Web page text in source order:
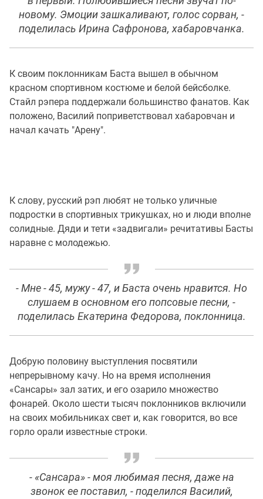
новому. Эмоции зашкаливают, голос сорван, -
поделилась Ирина Сафронова, хабаровчанка.
К своим поклонникам Баста вышел в обычном
красном спортивном костюме и белой бейсболке.
Стайл рэпера поддержали большинство фанатов. Как
положено, Василий поприветствовал хабаровчан и
начал качать "Арену".
К слову, русский рэп любят не только уличные
подростки в спортивных трикушках, но и люди вполне
солидные. Дяди и тети «задвигали» речитативы Басты
наравне с молодежью.
- Мне - 45, мужу - 47, и Баста очень нравится. Но
слушаем в основном его попсовые песни, -
поделилась Екатерина Федорова, поклонница.
Добрую половину выступления посвятили
непрерывному качу. Но на время исполнения
«Сансары» зал затих, и его озарило множество
фонарей. Около шести тысяч поклонников включили
на своих мобильниках свет и, как говорится, во все
горло орали известные строки.
- «Сансара» - моя любимая песня, даже на
звонок ее поставил, - поделился Василий,